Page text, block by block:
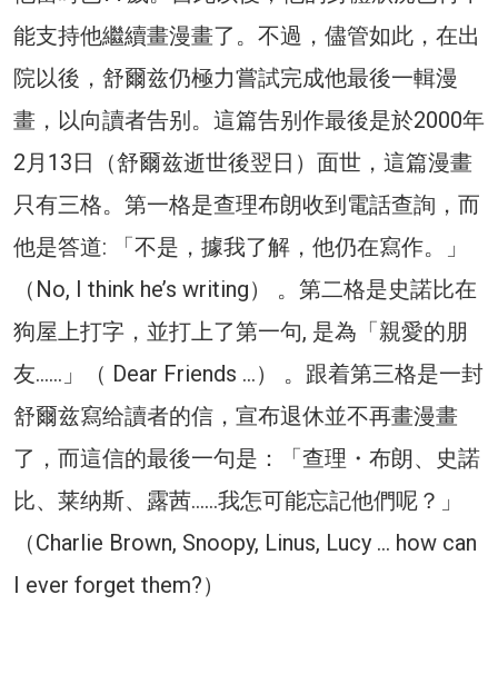
能支持他繼續畫漫畫了。不過，儘管如此，在出
院以後，舒爾兹仍極力嘗試完成他最後一輯漫
畫，以向讀者告别。這篇告别作最後是於2000年
2月13日（舒爾兹逝世後翌日）面世，這篇漫畫
只有三格。第一格是查理布朗收到電話查詢，而
他是答道: 「不是，據我了解，他仍在寫作。」
（No, I think he’s writing） 。第二格是史諾比在
狗屋上打字，並打上了第一句, 是為「親愛的朋
友……」（ Dear Friends …） 。跟着第三格是一封
舒爾兹寫给讀者的信，宣布退休並不再畫漫畫
了，而這信的最後一句是：「查理・布朗、史諾
比、莱纳斯、露茜……我怎可能忘記他們呢？」
（Charlie Brown, Snoopy, Linus, Lucy … how can
I ever forget them?）